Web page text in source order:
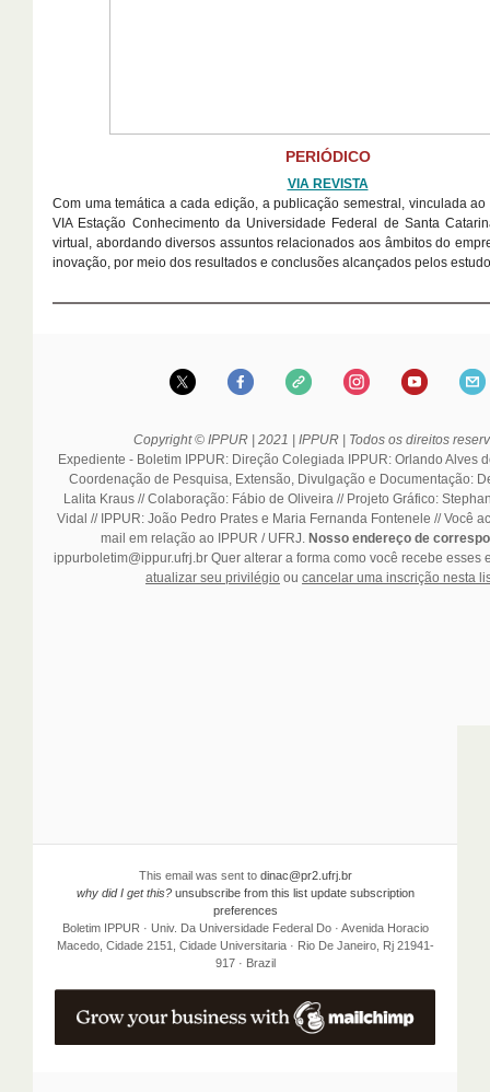
PERIÓDICO
VIA REVISTA
Com uma temática a cada edição, a publicação semestral, vinculada
VIA Estação Conhecimento da Universidade Federal de Santa
virtual, abordando diversos assuntos relacionados aos âmbitos do
inovação, por meio dos resultados e conclusões alcançados pelos
Copyright © IPPUR | 2021 IPPUR |
Todos os direitos
Expediente - Boletim IPPUR: Direção Colegiada IPPUR: Orlando Alves
Coordenação de Pesquisa, Extensão, Divulgação e Documentação:
Lalita Kraus // Colaboração: Fábio de Oliveira // Projeto Gráfico:
Vidal // IPPUR: João Pedro Prates e Maria Fernanda Fontenele // Você
mail em relação ao IPPUR / UFRJ. Nosso endereço de
ippurboletim@ippur.ufrj.brQuer alterar a forma como você recebe esses
atualizar seu privilégio ou cancelar uma inscrição nesta
This email was sent to dinac@pr2.ufrj.br
why did I get this? unsubscribe from this list update subscription
preferences
Boletim IPPUR · Univ. Da Universidade Federal Do · Avenida Horacio
Macedo, Cidade 2151, Cidade Universitaria · Rio De Janeiro, Rj 21941-
917 · Brazil